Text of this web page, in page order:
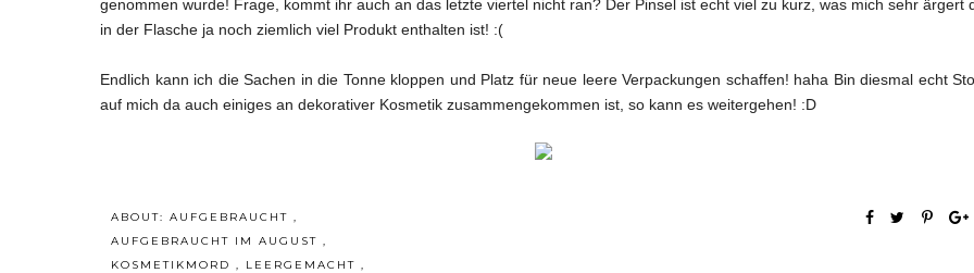
genommen wurde! Frage, kommt ihr auch an das letzte viertel nicht ran? Der Pinsel ist echt viel zu kurz, was mich sehr ärgert
in der Flasche ja noch ziemlich viel Produkt enthalten ist! :(
Endlich kann ich die Sachen in die Tonne kloppen und Platz für neue leere Verpackungen schaffen! haha Bin diesmal echt
auf mich da auch einiges an dekorativer Kosmetik zusammengekommen ist, so kann es weitergehen! :D
ABOUT: AUFGEBRAUCHT ,
AUFGEBRAUCHT IM AUGUST ,
KOSMETIKMORD , LEERGEMACHT ,